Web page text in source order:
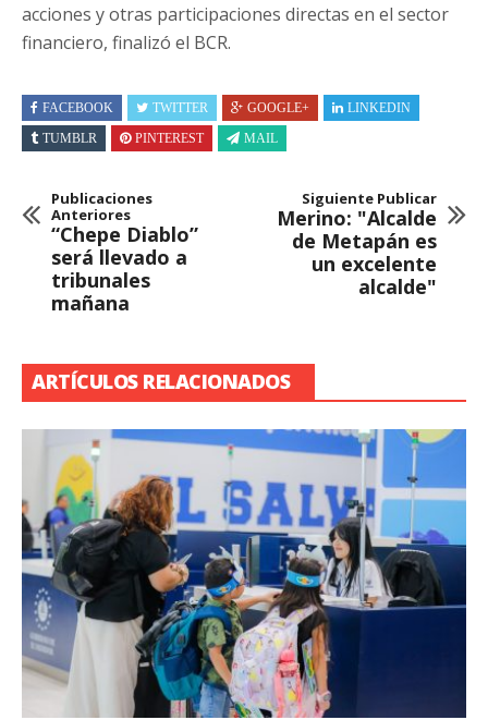
acciones y otras participaciones directas en el sector
financiero, finalizó el BCR.
FACEBOOK TWITTER GOOGLE+
LINKEDIN
TUMBLR
PINTEREST MAIL
Publicaciones
Anteriores
“Chepe Diablo”
será llevado a
tribunales
mañana
Siguiente Publicar
Merino: "Alcalde
de Metapán es
un excelente
alcalde"
ARTÍCULOS RELACIONADOS